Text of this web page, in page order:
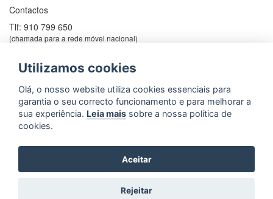
Contactos
Tlf: 910 799 650
(chamada para a rede móvel nacional)
Morada
Rua Ribeiras do Cáster, 104; 4520-246 Santa Maria da Feira,
Portugal
Enviar uma mensagem
Utilizamos cookies
Olá, o nosso website utiliza cookies essenciais para
garantia o seu correcto funcionamento e para melhorar a
sua experiência. Leia mais sobre a nossa política de
cookies.
Aceitar
Rejeitar